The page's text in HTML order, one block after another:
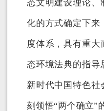
态文明建设理论、
化的方式确定下来
度体系，具有重大
态环境法典的指导
新时代中国特色社
刻领悟“两个确立”